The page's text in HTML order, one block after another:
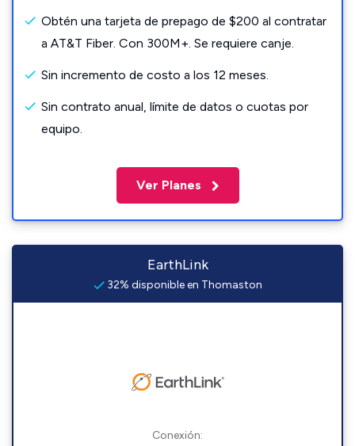
Obtén una tarjeta de prepago de $200 al contratar
a AT&T Fiber. Con 300M+. Se requiere canje.
Sin incremento de costo a los 12 meses.
Sin contrato anual, límite de datos o cuotas por
equipo.
Ver Planes
EarthLink
32% disponible en Thomaston
Conexión: